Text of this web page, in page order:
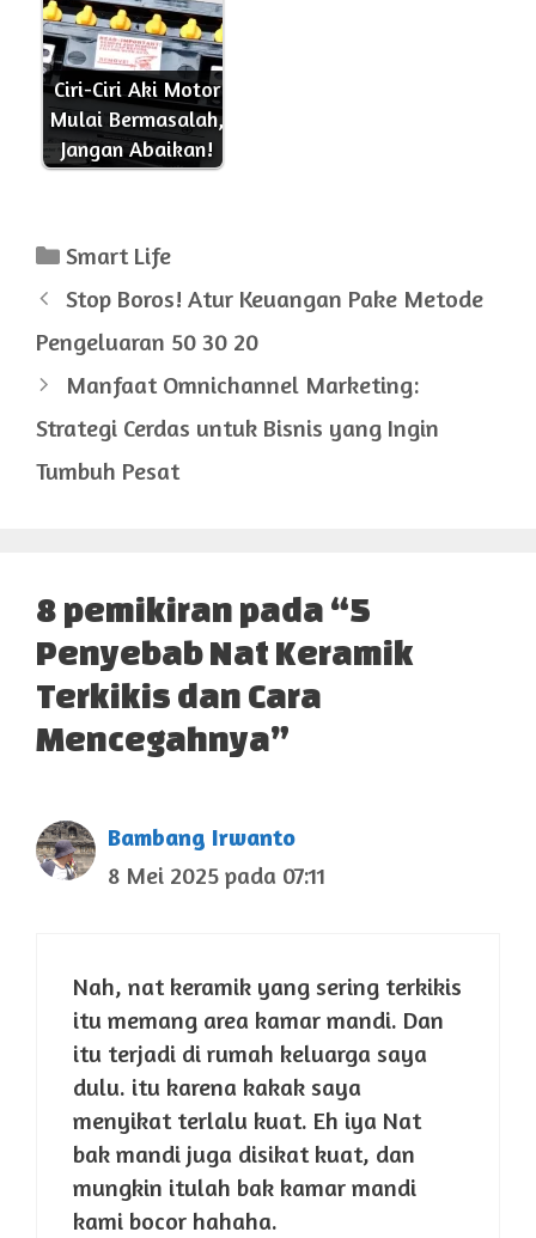
Ciri-Ciri Aki Motor
Mulai Bermasalah,
Jangan Abaikan!
Kategori
Smart Life
Stop Boros! Atur Keuangan Pake Metode
Pengeluaran 50 30 20
Manfaat Omnichannel Marketing:
Strategi Cerdas untuk Bisnis yang Ingin
Tumbuh Pesat
8 pemikiran pada “5
Penyebab Nat Keramik
Terkikis dan Cara
Mencegahnya”
Bambang Irwanto
8 Mei 2025 pada 07:11
Nah, nat keramik yang sering terkikis
itu memang area kamar mandi. Dan
itu terjadi di rumah keluarga saya
dulu. itu karena kakak saya
menyikat terlalu kuat. Eh iya Nat
bak mandi juga disikat kuat, dan
mungkin itulah bak kamar mandi
kami bocor hahaha.